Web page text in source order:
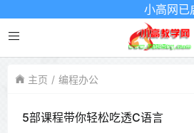
小高网已
主页 编程办公
5部课程带你轻松吃透C语言